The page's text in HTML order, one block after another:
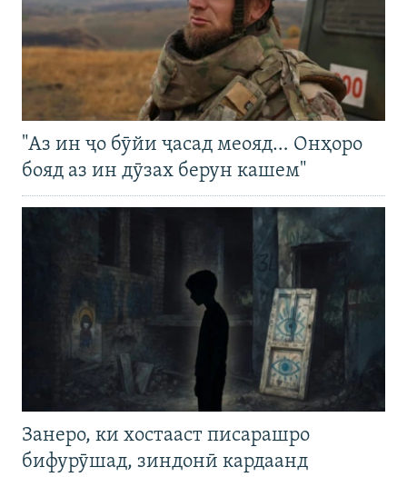
"Аз ин ҷо бӯйи ҷасад меояд… Онҳоро
бояд аз ин дӯзах берун кашем"
Занеро, ки хостааст писарашро
бифурӯшад, зиндонӣ кардаанд